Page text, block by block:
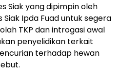
Siak yang dipimpin oleh
Siak Ipda Fuad untuk segera
TKP dan introgasi awal
penyelidikan terkait
terhadap hewan